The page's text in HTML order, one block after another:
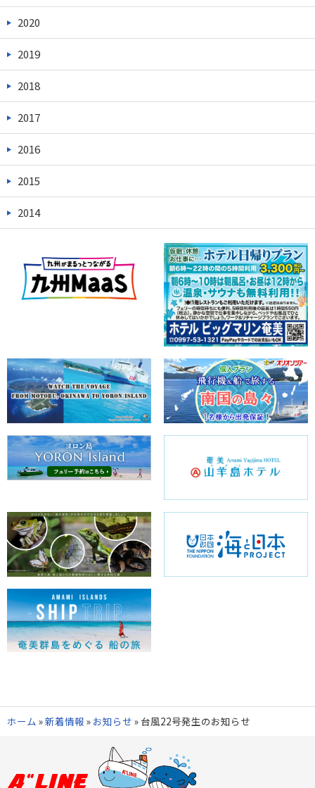
2020
2019
2018
2017
2016
2015
2014
ホーム »新着情報 » お知らせ » 台風22号発生のお知らせ